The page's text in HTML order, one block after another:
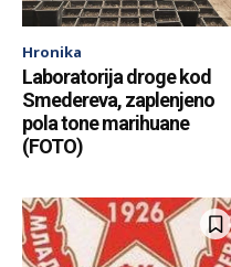
Hronika
Laboratorija droge kod
Smedereva, zaplenjeno
pola tone marihuane
(FOTO)